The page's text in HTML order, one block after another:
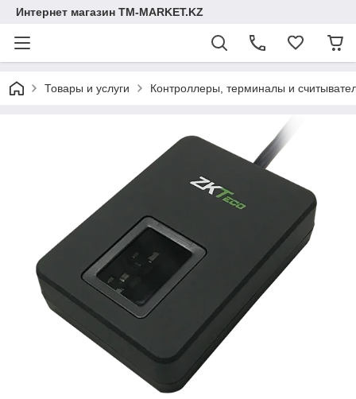
Интернет магазин TM-MARKET.KZ
Товары и услуги Контроллеры, терминалы и